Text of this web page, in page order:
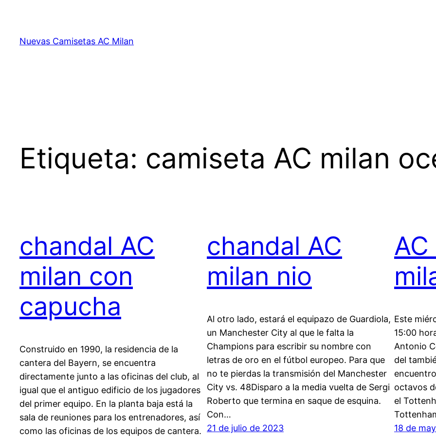
contenido
Nuevas Camisetas AC Milan
Etiqueta: camiseta AC milan
chandal AC
milan con
capucha
Construido en 1990, la residencia de la
cantera del Bayern, se encuentra
directamente junto a las oficinas del club, al
igual que el antiguo edificio de los jugadores
del primer equipo. En la planta baja está la
sala de reuniones para los entrenadores, así
como las oficinas de los equipos de cantera.
chandal AC
milan nio
Al otro lado, estará el equipazo de Guardiola,
un Manchester City al que le falta la
Champions para escribir su nombre con
letras de oro en el fútbol europeo. Para que
no te pierdas la transmisión del Manchester
City vs. 48Disparo a la media vuelta de Sergi
Roberto que termina en saque de esquina.
Con…
21 de julio de 2023
Este
15:00
Antonio
del
octavos
el
18 de